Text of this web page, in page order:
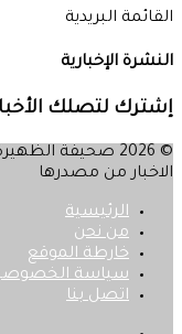
القائمة البريدية
النشرة الإخبارية
إشترك لتصلك
© 2026 صحيفة الظهيرة |
الاخبار من مصدرها
الرئيسية
من نحن
خارطة الموقع
سياسة
اتصل بنا